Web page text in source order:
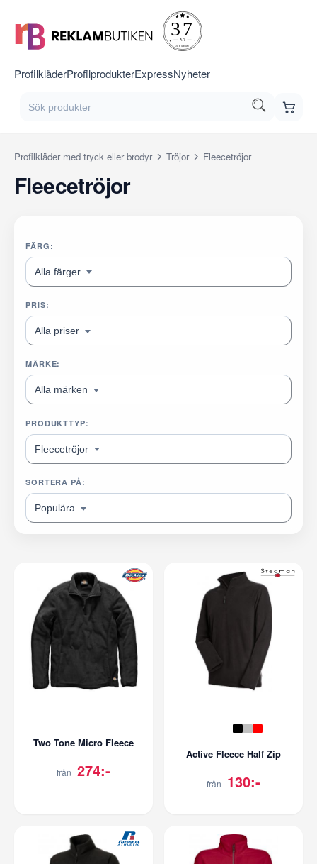
ProfilkläderProfilprodukterExpressNyheter
Profilkläder med tryck eller brodyr Tröjor Fleecetröjor
Fleecetröjor
FÄRG:
Alla färger
PRIS:
Alla priser
MÄRKE:
Alla märken
PRODUKTTYP:
Fleecetröjor
SORTERA PÅ:
Populära
Two Tone Micro Fleece
från 274:-
Active Fleece Half Zip
från 130:-